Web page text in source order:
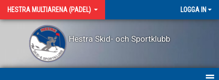
HESTRA MULTIARENA (PADEL) LOGGA IN
Hestra Skid- och Sportklubb